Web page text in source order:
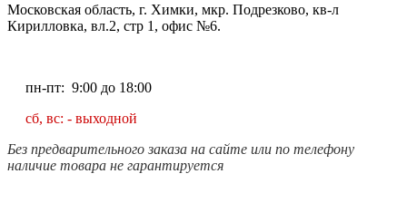
Московская область, г. Химки, мкр. Подрезково, кв-л
Кирилловка, вл.2, стр 1, офис №6.
пн-пт: 9:00 до 18:00
сб, вс: - выходной
Без предварительного заказа на сайте или по телефону
наличие товара не гарантируется